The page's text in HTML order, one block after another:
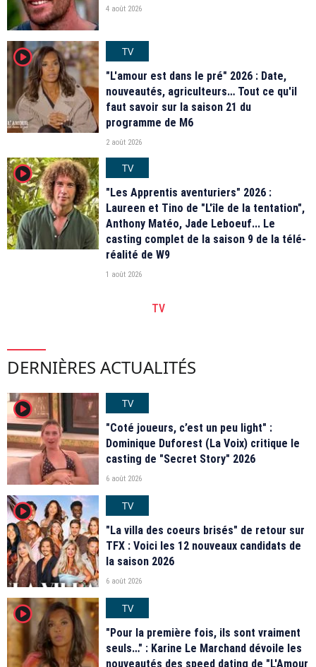
4 août 2026
player2
TV
"L'amour est dans le pré" 2026 : Date,
nouveautés, agriculteurs… Tout ce qu'il
faut savoir sur la saison 21 du
programme de M6
2 août 2026
player2
TV
"Les Apprentis aventuriers" 2026 :
Laureen et Tino de "L'île de la tentation",
Anthony Matéo, Jade Leboeuf... Le
casting complet de la saison 9 de la télé-
réalité de W9
1 août 2026
TV
DERNIÈRES ACTUALITÉS
player2
TV
"Coté joueurs, c’est un peu light" :
Dominique Duforest (La Voix) critique le
casting de "Secret Story" 2026
6 août 2026
player2
TV
"La villa des coeurs brisés" de retour sur
TFX : Voici les 12 nouveaux candidats de
la saison 2026
6 août 2026
player2
TV
"Pour la première fois, ils sont vraiment
seuls…" : Karine Le Marchand dévoile les
nouveautés des speed dating de "L'Amour